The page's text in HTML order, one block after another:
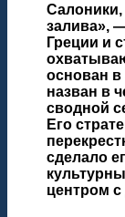
Салоники
залива»,
Греции и
основан в
назван в
сводной
Его
сделало
центром